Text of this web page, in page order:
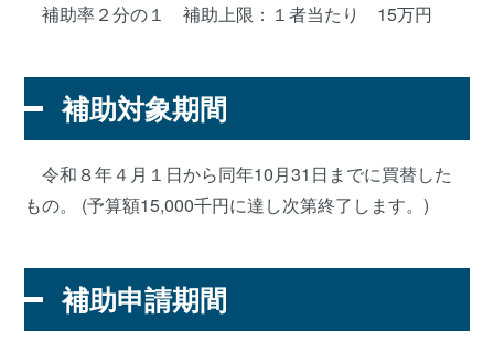
補助率２分の１ 補助上限：１者当たり 15万円
補助対象期間
令和８年４月１日から同年10月31日までに買替した
もの。 (予算額15,000千円に達し次第終了します。)
補助申請期間